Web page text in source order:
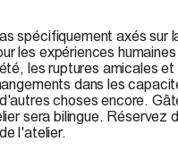
spécifiquement axés sur
les expériences
les ruptures amicales et
dans les
choses encore.
sera bilingue. Réservez
l'atelier.